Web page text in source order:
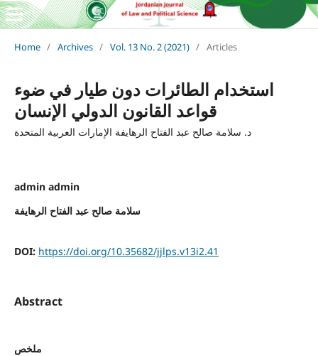
Home / Archives / Vol. 13 No. 2 (2021) / Articles
استخدام الطائرات دون طيار في ضوء
قواعد القانون الدولي الإنسان
د. سلامة صالح عبد الفتاح الرهايفة الإمارات العربية المتحدة
admin admin
سلامة صالح عبد الفتاح الرهايفة
DOI: https://doi.org/10.35682/jjlps.v13i2.41
Abstract
ملخص